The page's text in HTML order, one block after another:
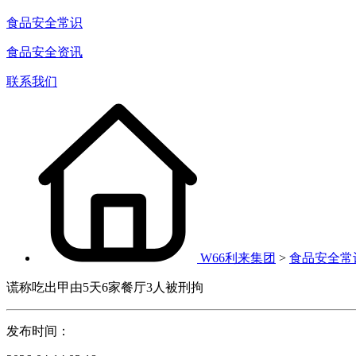
食品安全常识
食品安全资讯
联系我们
W66利来集团 > 食品安全常
谎称吃出甲由5天6家餐厅3人被刑拘
发布时间：